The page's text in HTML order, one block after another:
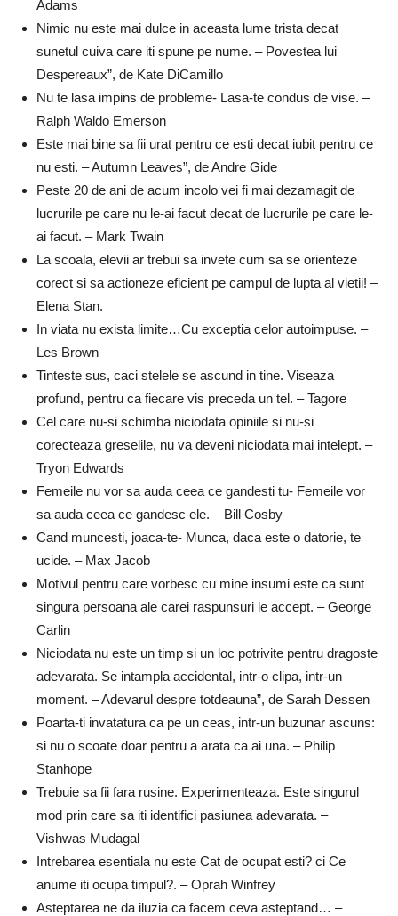
Adams
Nimic nu este mai dulce in aceasta lume trista decat
sunetul cuiva care iti spune pe nume. – Povestea lui
Despereaux”, de Kate DiCamillo
Nu te lasa impins de probleme- Lasa-te condus de vise. –
Ralph Waldo Emerson
Este mai bine sa fii urat pentru ce esti decat iubit pentru ce
nu esti. – Autumn Leaves”, de Andre Gide
Peste 20 de ani de acum incolo vei fi mai dezamagit de
lucrurile pe care nu le-ai facut decat de lucrurile pe care le-
ai facut. – Mark Twain
La scoala, elevii ar trebui sa invete cum sa se orienteze
corect si sa actioneze eficient pe campul de lupta al vietii! –
Elena Stan.
In viata nu exista limite…Cu exceptia celor autoimpuse. –
Les Brown
Tinteste sus, caci stelele se ascund in tine. Viseaza
profund, pentru ca fiecare vis preceda un tel. – Tagore
Cel care nu-si schimba niciodata opiniile si nu-si
corecteaza greselile, nu va deveni niciodata mai intelept. –
Tryon Edwards
Femeile nu vor sa auda ceea ce gandesti tu- Femeile vor
sa auda ceea ce gandesc ele. – Bill Cosby
Cand muncesti, joaca-te- Munca, daca este o datorie, te
ucide. – Max Jacob
Motivul pentru care vorbesc cu mine insumi este ca sunt
singura persoana ale carei raspunsuri le accept. – George
Carlin
Niciodata nu este un timp si un loc potrivite pentru dragoste
adevarata. Se intampla accidental, intr-o clipa, intr-un
moment. – Adevarul despre totdeauna”, de Sarah Dessen
Poarta-ti invatatura ca pe un ceas, intr-un buzunar ascuns:
si nu o scoate doar pentru a arata ca ai una. – Philip
Stanhope
Trebuie sa fii fara rusine. Experimenteaza. Este singurul
mod prin care sa iti identifici pasiunea adevarata. –
Vishwas Mudagal
Intrebarea esentiala nu este Cat de ocupat esti? ci Ce
anume iti ocupa timpul?. – Oprah Winfrey
Asteptarea ne da iluzia ca facem ceva asteptand… –